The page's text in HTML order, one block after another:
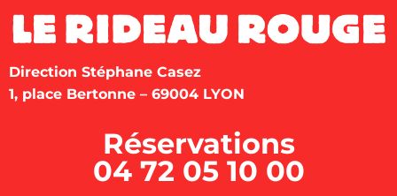
Direction Stéphane Casez
1, place Bertonne – 69004 LYON
Réservations
04 72 05 10 00